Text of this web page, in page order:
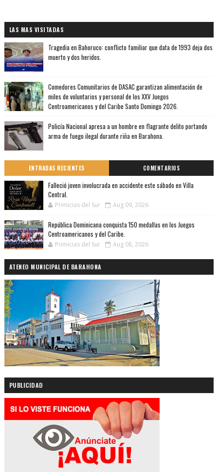
LAS MAS VISITADAS
Tragedia en Bahoruco: conflicto familiar que data de 1993 deja dos
muerto y dos heridos.
Comedores Comunitarios de DASAC garantizan alimentación de
miles de voluntarios y personal de los XXV Juegos
Centroamericanos y del Caribe Santo Domingo 2026.
Policía Nacional apresa a un hombre en flagrante delito portando
arma de fuego ilegal durante riña en Barahona.
ENTRADAS RECIENTES COMENTARIOS
Falleció joven involucrada en accidente este sábado en Villa
Central.
Primicias del Sur Aug 09, 2026
República Dominicana conquista 150 medallas en los Juegos
Centroamericanos y del Caribe.
Primicias del Sur Aug 08, 2026
ATENEO MUNICIPAL DE BARAHONA
PUBLICIDAD